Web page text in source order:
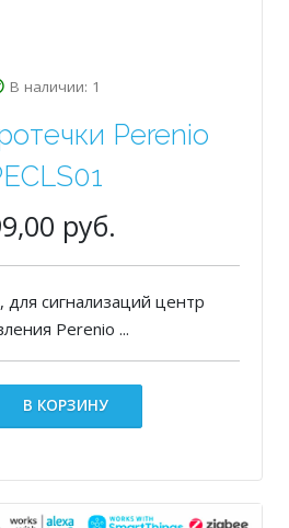
В наличии: 1
Perenio
руб.
для сигнализаций центр
Perenio ...